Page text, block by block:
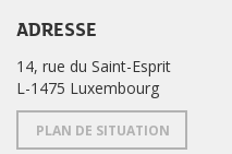
ADRESSE
14, rue du Saint-Esprit
L-1475 Luxembourg
PLAN DE SITUATION